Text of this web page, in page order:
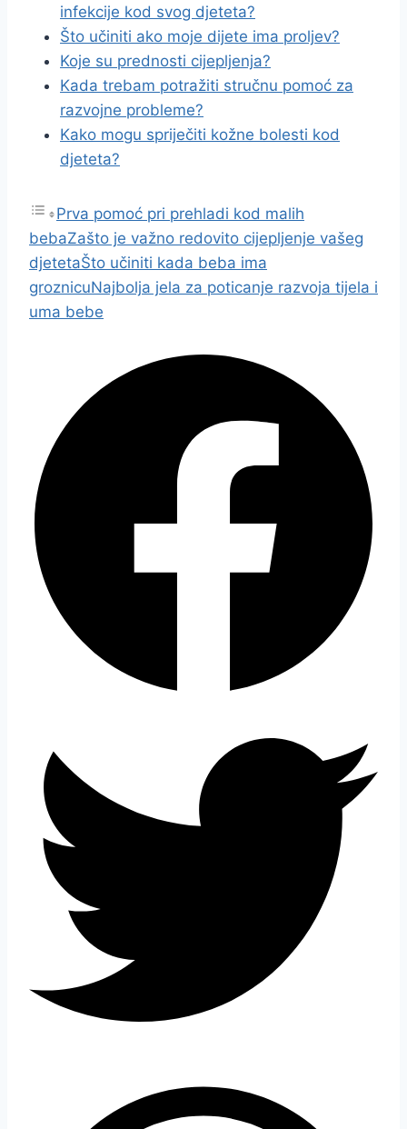
infekcije kod svog djeteta?
Što učiniti ako moje dijete ima proljev?
Koje su prednosti cijepljenja?
Kada trebam potražiti stručnu pomoć za
razvojne probleme?
Kako mogu spriječiti kožne bolesti kod
djeteta?
Prva pomoć pri prehladi kod malih
bebaZašto je važno redovito cijepljenje vašeg
djetetaŠto učiniti kada beba ima
groznicuNajbolja jela za poticanje razvoja tijela i
uma bebe